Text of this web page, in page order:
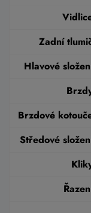
Zadní
Hlavové
Brzdové
Středové